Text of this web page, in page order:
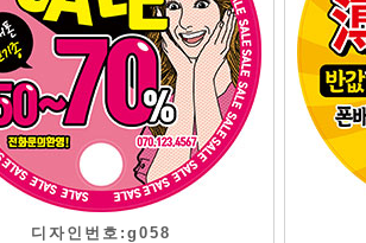
디자인번호:g058